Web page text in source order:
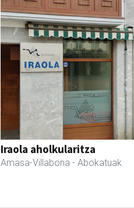
Iraola aholkularitza
Amasa-Villabona - Abokatuak